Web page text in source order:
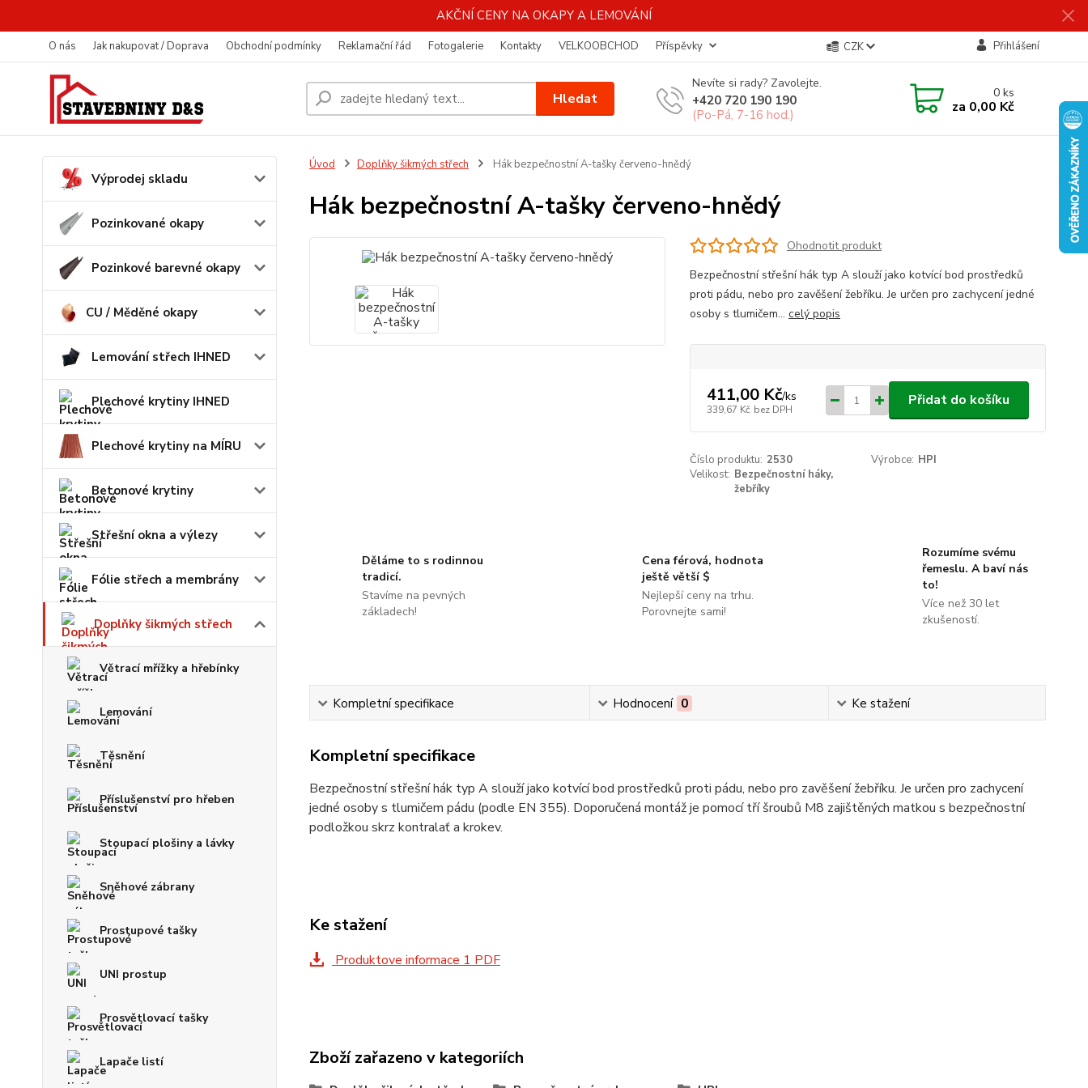
AKČNÍ CENY NA OKAPY A LEMOVÁNÍ
O nás Jak nakupovat / Doprava Obchodní podmínky Reklamační řád Fotogalerie Kontakty VELKOOBCHOD Příspěvky CZK Přihlášení
Hledat
Nevíte si rady? Zavolejte.
+420 720 190 190
(Po-Pá, 7-16 hod.)
0ks
za 0,00 Kč
Výprodej skladu
Pozinkované okapy
Pozinkové barevné okapy
CU / Měděné okapy
Lemování střech IHNED
Plechové krytiny IHNED
Plechové krytiny na MÍRU
Betonové krytiny
Střešní okna a výlezy
Fólie střech a membrány
Doplňky šikmých střech
Větrací mřížky a hřebínky
Lemování
Těsnění
Příslušenství pro hřeben
Stoupací plošiny a lávky
Sněhové zábrany
Prostupové tašky
UNI prostup
Prosvětlovací tašky
Lapače listí
Úvod Doplňky šikmých střech Hák bezpečnostní A-tašky červeno-hnědý
Hák bezpečnostní A-tašky červeno-hnědý
Ohodnotit produkt
Bezpečnostní střešní hák typ A slouží jako kotvící bod prostředků
proti pádu, nebo pro zavěšení žebříku. Je určen pro zachycení jedné
osoby s tlumičem... celý popis
411,00 Kč/ks
339,67 Kč bez DPH
Přidat do košíku
Číslo produktu: 2530 Výrobce: HPI
Velikost: Bezpečnostní háky,
žebříky
Děláme to s rodinnou
tradicí.
Stavíme na pevných
základech!
Cena férová, hodnota
ještě větší $
Nejlepší ceny na trhu.
Porovnejte sami!
Rozumíme svému
řemeslu. A baví nás
to!
Více než 30 let
zkušeností.
Kompletní specifikace Hodnocení 0 Ke stažení
Kompletní specifikace
Bezpečnostní střešní hák typ A slouží jako kotvící bod prostředků proti pádu, nebo pro zavěšení žebříku. Je určen pro zachycení
jedné osoby s tlumičem pádu (podle EN 355). Doporučená montáž je pomocí tří šroubů M8 zajištěných matkou s bezpečnostní
podložkou skrz kontralať a krokev.
Ke stažení
Produktove informace 1 PDF
Zboží zařazeno v kategoriích